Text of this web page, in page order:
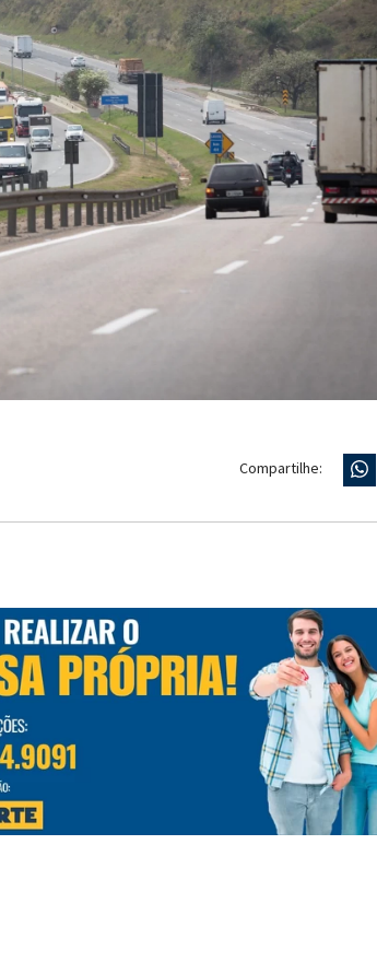
Compartilhe: